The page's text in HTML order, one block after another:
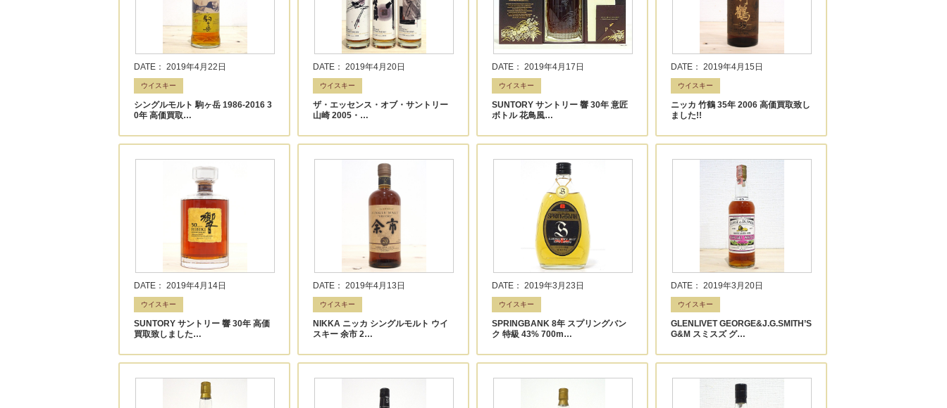
DATE： 2019年4月22日
ウイスキー
シングルモルト 駒ヶ岳 1986-2016 3
0年 高価買取…
DATE： 2019年4月20日
ウイスキー
ザ・エッセンス・オブ・サントリー
山崎 2005・…
DATE： 2019年4月17日
ウイスキー
SUNTORY サントリー 響 30年 意匠
ボトル 花鳥風…
DATE： 2019年4月15日
ウイスキー
ニッカ 竹鶴 35年 2006 高価買取致し
ました!!
DATE： 2019年4月14日
ウイスキー
SUNTORY サントリー 響 30年 高価
買取致しました…
DATE： 2019年4月13日
ウイスキー
NIKKA ニッカ シングルモルト ウイ
スキー 余市 2…
DATE： 2019年3月23日
ウイスキー
SPRINGBANK 8年 スプリングバン
ク 特級 43% 700m…
DATE： 2019年3月20日
ウイスキー
GLENLIVET GEORGE&J.G.SMITH’S
G&M スミスズ グ…